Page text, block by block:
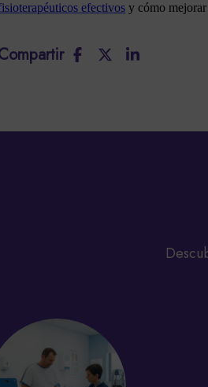
efectivos y cómo